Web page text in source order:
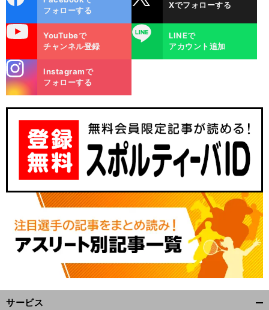
ok
フォローする
Xでフォローする
YouTubeで
チャンネル登録
LINE
LINEで
アカウント追加
m
Instagramで
フォローする
サービス